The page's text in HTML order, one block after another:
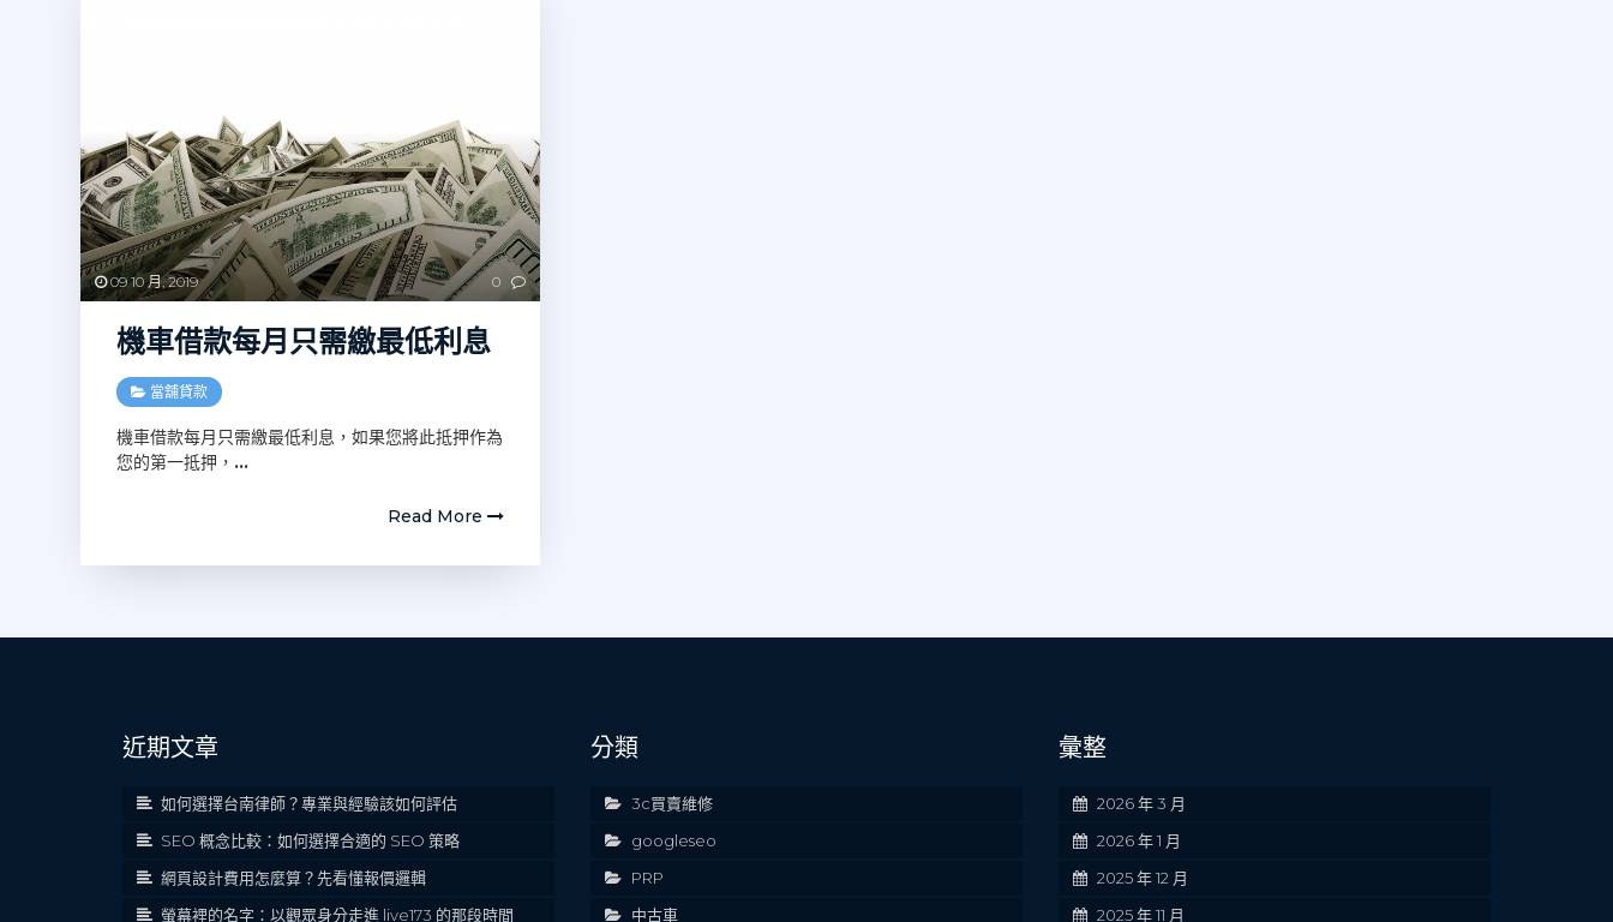
09 10 月, 2019 0
機車借款每月只需繳最低利息
當舖貸款
機車借款每月只需繳最低利息，如果您將此抵押作為
您的第一抵押， …
Read More
近期文章
如何選擇台南律師？專業與經驗該如何評估
SEO 概念比較：如何選擇合適的 SEO 策略
網頁設計費用怎麼算？先看懂報價邏輯
螢幕裡的名字：以觀眾身分走進 live173 的那段時間
分類
3c買賣維修
googleseo
PRP
中古車
彙整
2026 年 3 月
2026 年 1 月
2025 年 12 月
2025 年 11 月